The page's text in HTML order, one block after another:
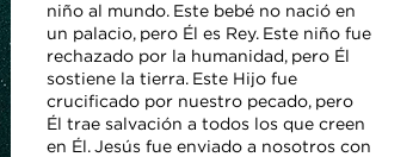
niño al mundo. Este bebé no nació en
un palacio, pero Él es Rey. Este niño fue
rechazado por la humanidad, pero Él
sostiene la tierra. Este Hijo fue
crucificado por nuestro pecado, pero
Él trae salvación a todos los que creen
en Él. Jesús fue enviado a nosotros con